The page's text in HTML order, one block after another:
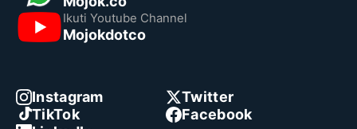
Ikuti Youtube Channel
Mojokdotco
Instagram
Twitter
TikTok
Facebook